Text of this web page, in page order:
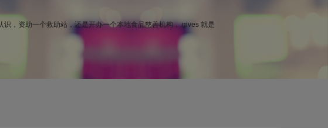
，资助一个救助站，还是开办一个本地食品慈善机构，.gives 就是